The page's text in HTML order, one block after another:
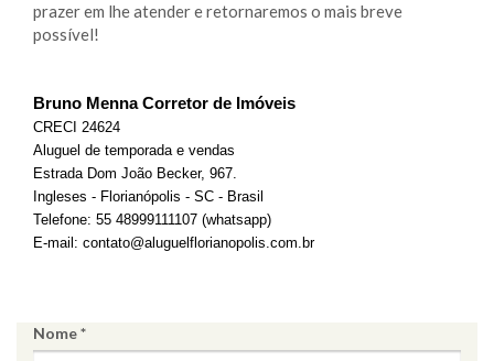
prazer em lhe atender e retornaremos o mais breve
possível!
Bruno Menna Corretor de Imóveis
CRECI 24624
Aluguel de temporada e vendas
Estrada Dom João Becker, 967.
Ingleses - Florianópolis - SC - Brasil
Telefone: 55 48999111107 (whatsapp)
E-mail: contato@aluguelflorianopolis.com.br
Nome *